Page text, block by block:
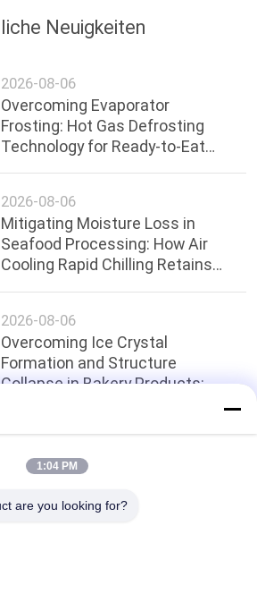
Neuigkeiten
2026-08-06
Overcoming Evaporator
Frosting: Hot Gas Defrosting
Technology for Ready-to-Eat
2026-08-06
Mitigating Moisture Loss in
Seafood Processing: How Air
Cooling Rapid Chilling Retains
2026-08-06
Overcoming Ice Crystal
Formation and Structure
Collapse in Bakery Products:
oben
1:04 PM
are you looking for?